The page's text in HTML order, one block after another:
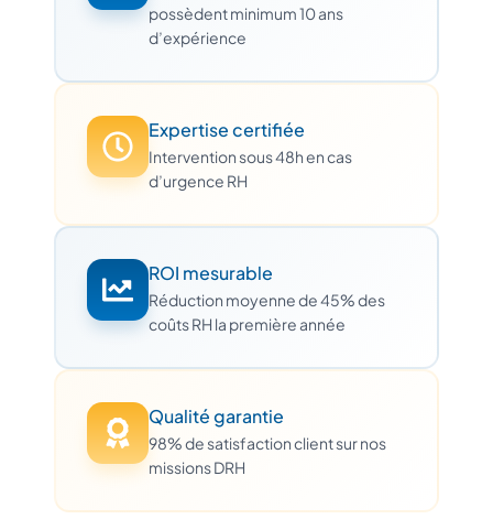
possèdent minimum 10 ans
d’expérience
Expertise certifiée
Intervention sous 48h en cas
d’urgence RH
ROI mesurable
Réduction moyenne de 45% des
coûts RH la première année
Qualité garantie
98% de satisfaction client sur nos
missions DRH